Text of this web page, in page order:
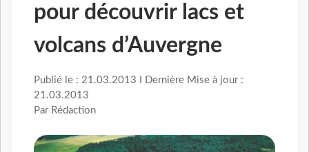
pour découvrir lacs et
volcans d’Auvergne
Publié le : 21.03.2013 I Dernière Mise à jour :
21.03.2013
Par Rédaction